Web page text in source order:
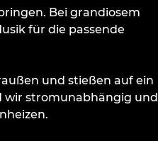
Bei grandiosem
für die passende
und stießen auf ein
wir stromunabhängig und